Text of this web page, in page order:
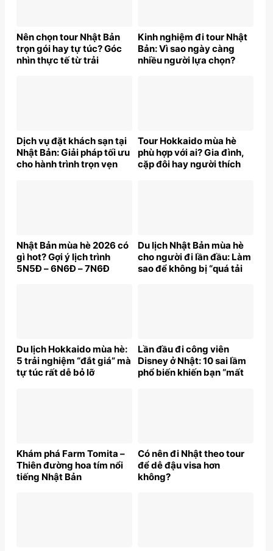
Nên chọn tour Nhật Bản
trọn gói hay tự túc? Góc
nhìn thực tế từ trải
Kinh nghiệm đi tour Nhật
Bản: Vì sao ngày càng
nhiều người lựa chọn?
Dịch vụ đặt khách sạn tại
Nhật Bản: Giải pháp tối ưu
cho hành trình trọn vẹn
Tour Hokkaido mùa hè
phù hợp với ai? Gia đình,
cặp đôi hay người thích
Nhật Bản mùa hè 2026 có
gì hot? Gợi ý lịch trình
5N5Đ – 6N6Đ – 7N6Đ
Du lịch Nhật Bản mùa hè
cho người đi lần đầu: Làm
sao để không bị “quá tải
Du lịch Hokkaido mùa hè:
5 trải nghiệm “đắt giá” mà
tự túc rất dễ bỏ lỡ
Lần đầu đi công viên
Disney ở Nhật: 10 sai lầm
phổ biến khiến bạn “mất
Khám phá Farm Tomita –
Thiên đường hoa tím nổi
tiếng Nhật Bản
Có nên đi Nhật theo tour
để dễ đậu visa hơn
không?